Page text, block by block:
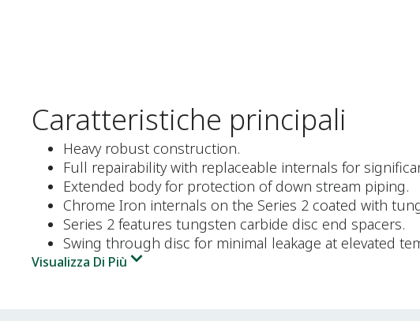
Caratteristiche principali
Heavy robust construction.
Full repairability with replaceable internals for
Extended body for protection of down stream piping.
Chrome Iron internals on the Series 2 coated with
Series 2 features tungsten carbide disc end spacers.
Swing through disc for minimal leakage at elevated
Visualizza Di Più